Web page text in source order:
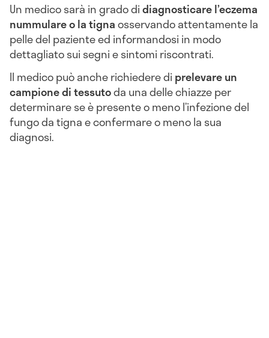
Un medico sarà in grado didiagnosticare l’eczema
nummulare o la tignaosservando attentamente la
pelle del paziente ed informandosi in modo
dettagliato sui segni e sintomi riscontrati.
Il medico può anche richiedere di prelevare un
campione di tessutoda una delle chiazze per
determinare se è presente o meno l’infezione del
fungo da tigna e confermare o meno la sua
diagnosi.